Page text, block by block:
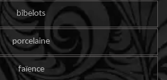
bibelots
porcelaine
faïence